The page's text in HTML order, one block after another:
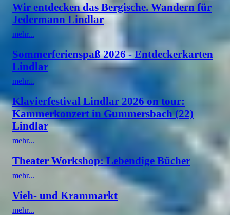
Wir entdecken das Bergische. Wandern für
Jedermann Lindlar
mehr...
Sommerferienspaß 2026 - Entdeckerkarten
Lindlar
mehr...
Klavierfestival Lindlar 2026 on tour:
Kammerkonzert in Gummersbach (22)
Lindlar
mehr...
Theater Workshop: Lebendige Bücher
mehr...
Vieh- und Krammarkt
mehr...